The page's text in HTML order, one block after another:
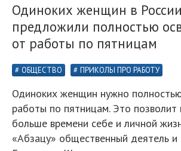
Одиноких женщин в России
предложили полностью
от работы по пятницам
ОБЩЕСТВО ПРИКОЛЫ ПРО РАБОТУ
Одиноких женщин нужно
работы по пятницам. Это позволит
больше времени себе и личной
«Абзацу» общественный деятель и